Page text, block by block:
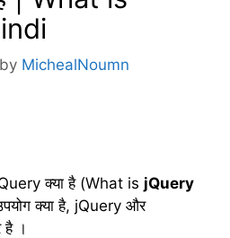
by MichealNoumn
क्या है (What is jQuery
क्या है, jQuery और
है ।